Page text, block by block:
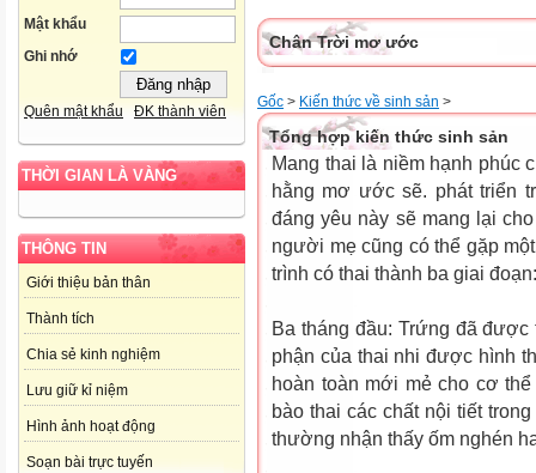
Mật khẩu
Ghi nhớ
Quên mật khẩu ĐK thành viên
THỜI GIAN LÀ VÀNG
THÔNG TIN
Giới thiệu bản thân
Thành tích
Chia sẻ kinh nghiệm
Lưu giữ kỉ niệm
Hình ảnh hoạt động
Soạn bài trực tuyến
Chân Trời mơ ước
Gốc > Kiến thức về sinh sản >
Tổng hợp kiến thức sinh sản
Mang thai là niềm hạnh phúc
hằng mơ ước sẽ. phát triển
đáng yêu này sẽ mang lại
người mẹ cũng có thể gặp
trình có thai thành ba giai đoạn:
Ba tháng đầu: Trứng đã
phận của thai nhi được hình
hoàn toàn mới mẻ cho cơ
bào thai các chất nội tiết
thường nhận thấy ốm nghén